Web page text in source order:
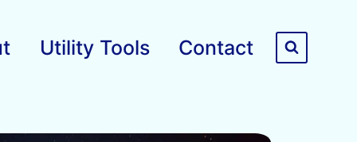
Utility Tools Contact